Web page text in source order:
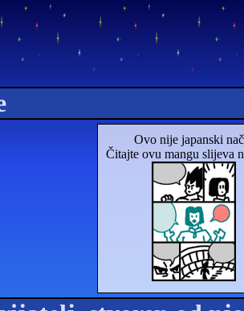
Ovo nije japanski
Čitajte ovu mangu slijeva